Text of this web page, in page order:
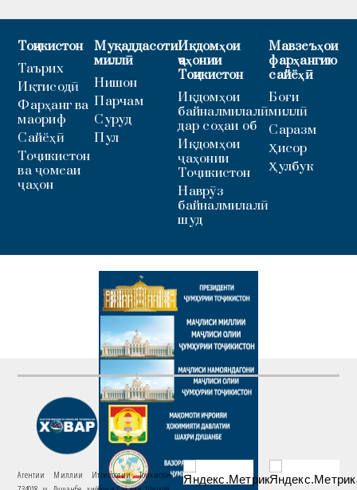
Тоҷикистон
Таърих
Иқтисодӣ
Фарҳанг ва
маориф
Сайёҳӣ
Тоҷикистон
ва ҷомеаи
ҷаҳон
Муқаддасоти
миллӣ
Нишон
Парчам
Суруд
Пул
Иқдомҳои
ҷаҳонии
Тоҷикистон
Иқдомҳои
байналмилалӣ
дар соҳаи об
Иқдомҳои
ҷаҳонии
Тоҷикистон
Наврӯз
байналмилалӣ
шуд
Мавзеъҳои
фарҳангию
сайёҳӣ
Боғи
миллӣ
Саразм
Ҳисор
Ҳулбук
Агентии Миллии Иттилоотии Тоҷикистон